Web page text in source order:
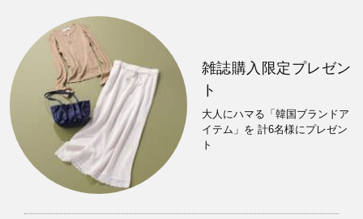
雑誌購入限定プレゼン
ト
大人にハマる「韓国ブランドア
イテム」を 計6名様にプレゼン
ト